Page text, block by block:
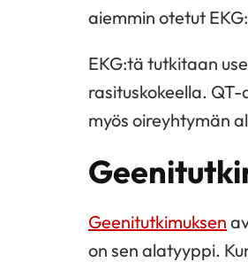
aiemmin otetut
EKG:tä tutkitaan
rasituskokeella.
myös oireyhtymän
Geenitutkimuksen
on sen alatyyppi.